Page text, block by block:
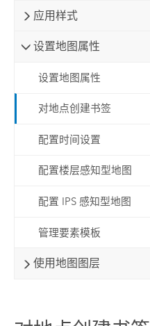
应用样式
设置地图属性
设置地图属性
对地点创建书签
配置时间设置
配置楼层感知型地图
配置 IPS 感知型地图
管理要素模板
使用地图图层